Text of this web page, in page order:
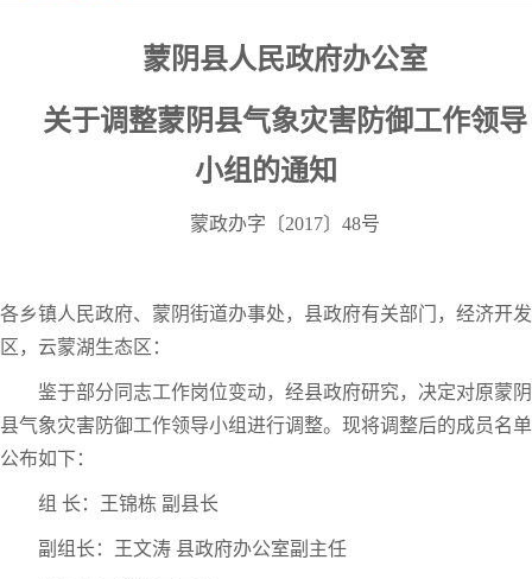
蒙阴县人民政府办公室
关于调整蒙阴县气象灾害防御工作领导
小组的通知
蒙政办字〔2017〕48号
各乡镇人民政府、蒙阴街道办事处，县政府有关部门，经济开发
区，云蒙湖生态区：
鉴于部分同志工作岗位变动，经县政府研究，决定对原蒙阴
县气象灾害防御工作领导小组进行调整。现将调整后的成员名单
公布如下：
组 长：王锦栋 副县长
副组长：王文涛 县政府办公室副主任